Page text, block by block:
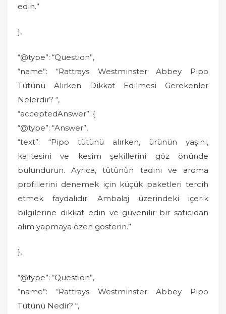
edin.”
},
“@type”: “Question”,
“name”: “Rattrays Westminster Abbey Pipo
Tütünü Alırken Dikkat Edilmesi Gerekenler
Nelerdir? “,
“acceptedAnswer”: {
“@type”: “Answer”,
“text”: “Pipo tütünü alırken, ürünün yaşını,
kalitesini ve kesim şekillerini göz önünde
bulundurun. Ayrıca, tütünün tadını ve aroma
profillerini denemek için küçük paketleri tercih
etmek faydalıdır. Ambalaj üzerindeki içerik
bilgilerine dikkat edin ve güvenilir bir satıcıdan
alım yapmaya özen gösterin.”
},
“@type”: “Question”,
“name”: “Rattrays Westminster Abbey Pipo
Tütünü Nedir? “,